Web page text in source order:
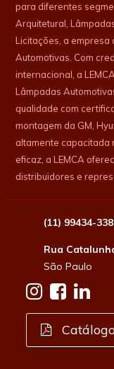
para diferentes
Arquitetural,
Licitações, a empresa
Automotivas. Com
internacional, a
Lâmpadas
qualidade com
montagem da GM,
altamente capacitada
eficaz, a LEMCA
distribuidores e
(11) 99434-
Rua
São Paulo